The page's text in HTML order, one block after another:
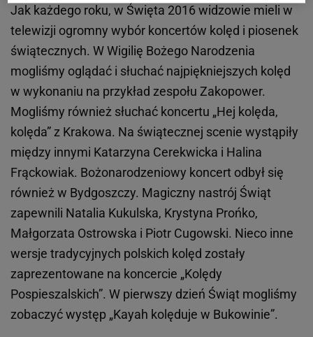
Jak każdego roku, w Święta 2016 widzowie mieli w
telewizji ogromny wybór koncertów kolęd i piosenek
świątecznych. W Wigilię Bożego Narodzenia
mogliśmy oglądać i słuchać najpiękniejszych kolęd
w wykonaniu na przykład zespołu Zakopower.
Mogliśmy również słuchać koncertu „Hej kolęda,
kolęda” z Krakowa. Na świątecznej scenie wystąpiły
między innymi Katarzyna Cerekwicka i Halina
Frąckowiak. Bożonarodzeniowy koncert odbył się
również w Bydgoszczy. Magiczny nastrój Świąt
zapewnili Natalia Kukulska, Krystyna Prońko,
Małgorzata Ostrowska i Piotr Cugowski. Nieco inne
wersje tradycyjnych polskich kolęd zostały
zaprezentowane na koncercie „Kolędy
Pospieszalskich”. W pierwszy dzień Świąt mogliśmy
zobaczyć występ „Kayah kolęduje w Bukowinie”.